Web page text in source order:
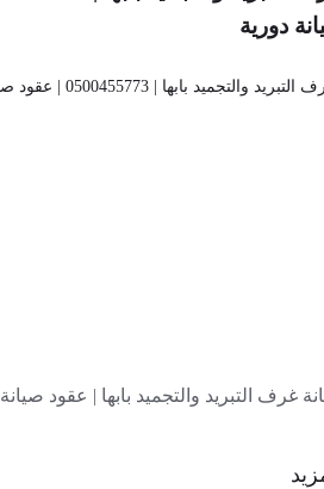
دورية
غرف التبريد والتجميد بابها | عقود صيانة